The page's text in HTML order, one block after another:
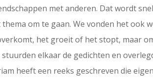
met anderen. Dat wordt
thema om te gaan. We vonden het ook
het groeit of het stopt, maar
stuurden elkaar de gedichten en
heeft een reeks geschreven die